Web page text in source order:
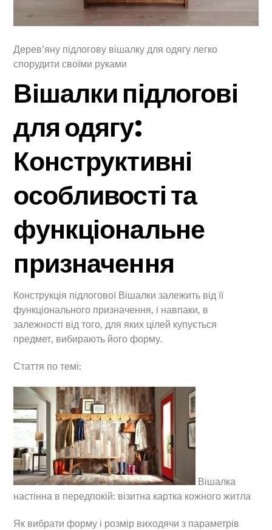
Дерев’яну підлогову вішалку для одягу легко
спорудити своїми руками
Вішалки підлогові
для одягу:
Конструктивні
особливості та
функціональне
призначення
Конструкція підлогової Вішалки залежить від її
функціонального призначення, і навпаки, в
залежності від того, для яких цілей купується
предмет, вибирають його форму.
Стаття по темі:
Вішалка
настінна в передпокій: візитна картка кожного житла
Як вибрати форму і розмір виходячи з параметрів